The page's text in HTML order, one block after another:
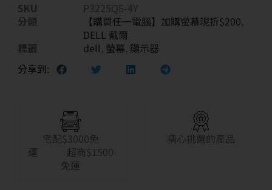
SKU
P3225QE-4Y
分類
【購買任一電腦】加購螢幕現折$200,
DELL 戴爾
標籤
dell, 螢幕, 顯示器
分享到:
宅配$3000免
運 超商$1500
免運
精心挑選的產品